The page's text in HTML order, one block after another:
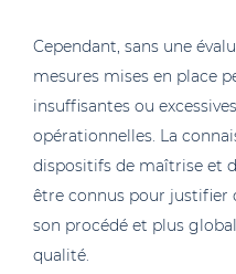
Cependant, sans une
mesures mises en place
insuffisantes ou
opérationnelles. La
dispositifs de maîtrise et
être connus pour justifier
son procédé et plus
qualité.